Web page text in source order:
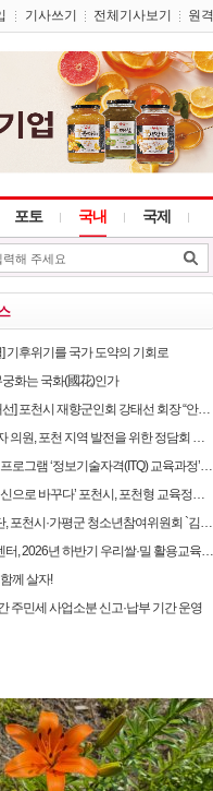
기사쓰기 전체기사보기 원격
포토 국내 국제
기후위기를 국가 도약의 기회로
궁화는 국화(國花)인가
인회 강태선 회장 “안보의식 확립과 지역사회 봉사로 신뢰받는 향군 만..
원, 포천 지역 발전을 위한 정담회 개최
그램 ‘정보기술자격(ITQ) 교육과정’ 운영
다’ 포천시, 포천형 교육정책 성과… 교육혁신선도지역 도전
군 청소년참여위원회 `김용태 국회의원과의 정책간담회` 개최
년 하반기 우리쌀·밀 활용교육 교육생 모집
께 살자!
주민세 사업소분 신고·납부 기간 운영